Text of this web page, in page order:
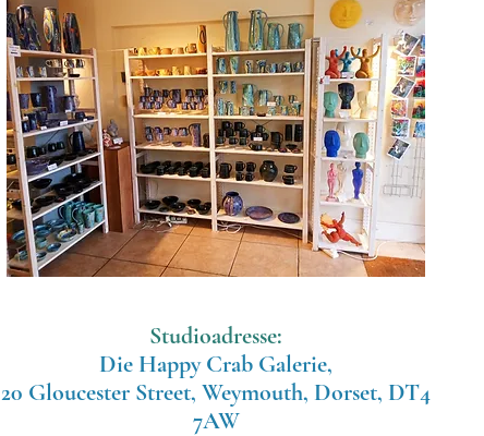
Studioadresse:
Die Happy Crab Galerie,
20 Gloucester Street, Weymouth, Dorset, DT4
7AW